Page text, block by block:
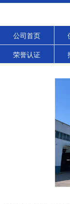
公司首页
荣誉认证